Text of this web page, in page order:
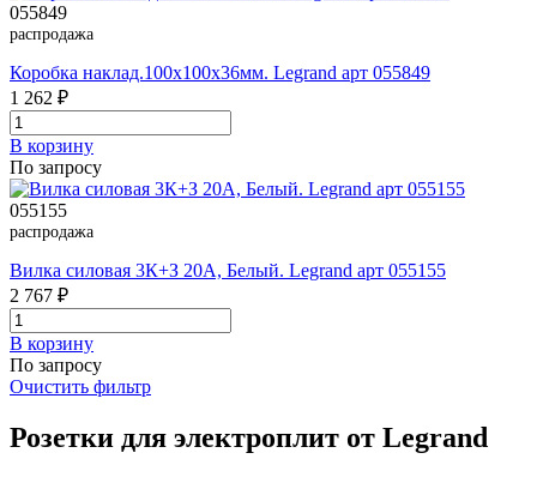
055849
распродажа
Коробка наклад.100х100х36мм. Legrand арт 055849
1 262 ₽
В корзинy
По запросу
055155
распродажа
Вилка силовая 3К+З 20А, Белый. Legrand арт 055155
2 767 ₽
В корзинy
По запросу
Очистить фильтр
Розетки для электроплит от Legrand